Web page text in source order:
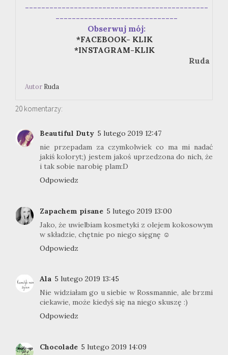
---------------------------------------------
------------------------------
Obserwuj mój:
*FACEBOOK- KLIK
*INSTAGRAM-KLIK
Ruda
Autor Ruda
20 komentarzy:
Beautiful Duty 5 lutego 2019 12:47
nie przepadam za czymkolwiek co ma mi nadać
jakiś koloryt;) jestem jakoś uprzedzona do nich, że
i tak sobie narobię plam:D
Odpowiedz
Zapachem pisane 5 lutego 2019 13:00
Jako, że uwielbiam kosmetyki z olejem kokosowym
w składzie, chętnie po niego sięgnę ☺
Odpowiedz
Ala 5 lutego 2019 13:45
Nie widziałam go u siebie w Rossmannie, ale brzmi
ciekawie, może kiedyś się na niego skuszę :)
Odpowiedz
Chocolade 5 lutego 2019 14:09